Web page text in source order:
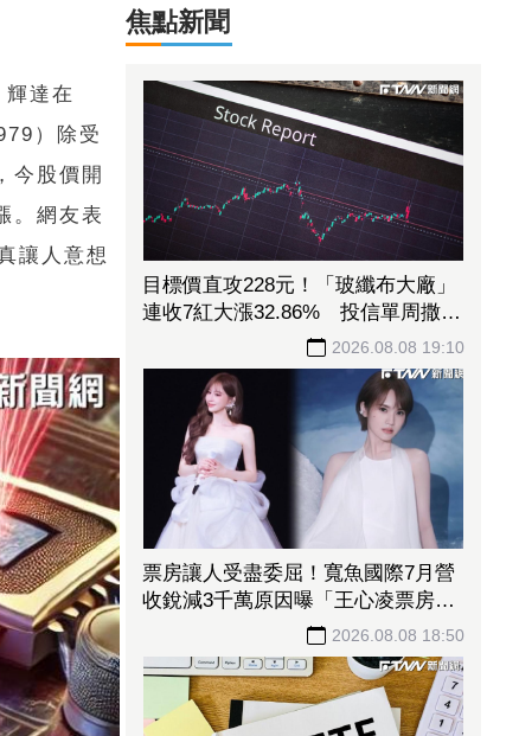
達在
）除受
今股價開
。網友表
讓人意想
焦點新聞
目標價直攻228元！「玻纖布大廠」
連收7紅大漲32.86% 投信單周撒
16.7億元、掃入近萬張2026.08.08 19:10
票房讓人受盡委屈！寬魚國際7月營
收銳減3千萬原因曝「王心凌票房＞
楊丞琳」 網笑翻：是吃了誠實果實
2026.08.08 18:50